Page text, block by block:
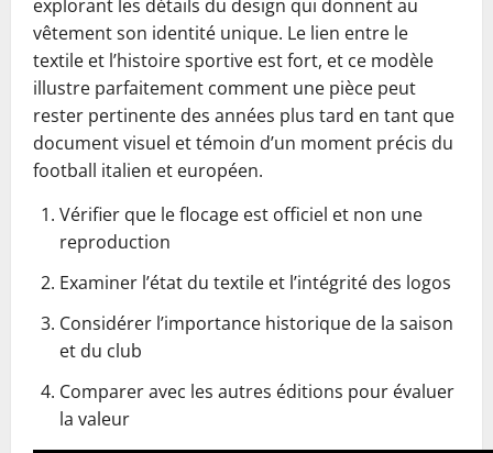
explorant les détails du design qui donnent au
vêtement son identité unique. Le lien entre le
textile et l’histoire sportive est fort, et ce modèle
illustre parfaitement comment une pièce peut
rester pertinente des années plus tard en tant que
document visuel et témoin d’un moment précis du
football italien et européen.
Vérifier que le flocage est officiel et non une
reproduction
Examiner l’état du textile et l’intégrité des logos
Considérer l’importance historique de la saison
et du club
Comparer avec les autres éditions pour évaluer
la valeur